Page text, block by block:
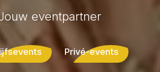
eventpartner
Privé-events
Privé-events